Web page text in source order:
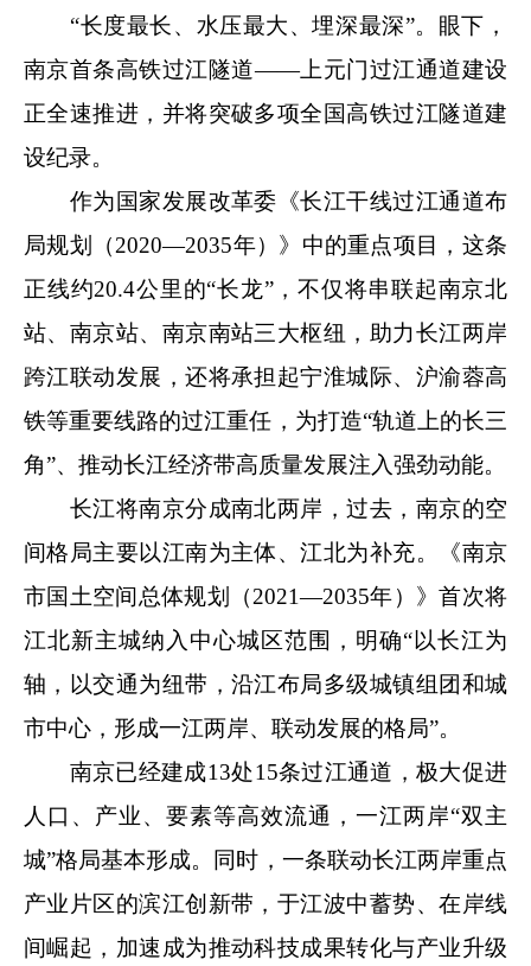
“长度最长、水压最大、埋深最深”。眼下，
南京首条高铁过江隧道——上元门过江通道建设
正全速推进，并将突破多项全国高铁过江隧道建
设纪录。
作为国家发展改革委《长江干线过江通道布
局规划（2020—2035年）》中的重点项目，这条
正线约20.4公里的“长龙”，不仅将串联起南京北
站、南京站、南京南站三大枢纽，助力长江两岸
跨江联动发展，还将承担起宁淮城际、沪渝蓉高
铁等重要线路的过江重任，为打造“轨道上的长三
角”、推动长江经济带高质量发展注入强劲动能。
长江将南京分成南北两岸，过去，南京的空
间格局主要以江南为主体、江北为补充。《南京
市国土空间总体规划（2021—2035年）》首次将
江北新主城纳入中心城区范围，明确“以长江为
轴，以交通为纽带，沿江布局多级城镇组团和城
市中心，形成一江两岸、联动发展的格局”。
南京已经建成13处15条过江通道，极大促进
人口、产业、要素等高效流通，一江两岸“双主
城”格局基本形成。同时，一条联动长江两岸重点
产业片区的滨江创新带，于江波中蓄势、在岸线
间崛起，加速成为推动科技成果转化与产业升级